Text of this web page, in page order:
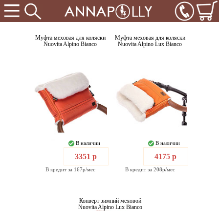
Муфта меховая для коляски
Nuovita Alpino Bianco
В наличии
3351 р
В кредит за 167р/мес
Муфта меховая для коляски
Nuovita Alpino Lux Bianco
В наличии
4175 р
В кредит за 208р/мес
Конверт зимний меховой
Nuovita Alpino Lux Bianco